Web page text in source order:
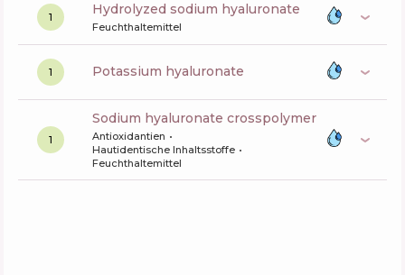
1 hydrolyzed sodium hyaluronate
Feuchthaltemittel
1 potassium hyaluronate
1
sodium hyaluronate crosspolymer
Antioxidantien
Hautidentische Inhaltsstoffe
Feuchthaltemittel